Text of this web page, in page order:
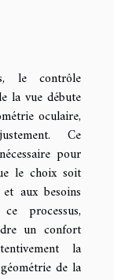
le contrôle
la vue débute
oculaire,
Ce
pour
le choix soit
aux besoins
processus,
un confort
la
de la